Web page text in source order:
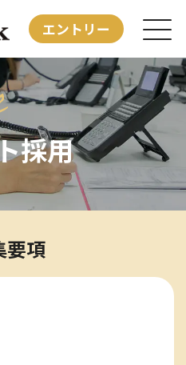
エントリー
採用
要項